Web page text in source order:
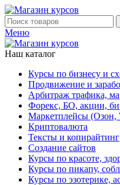
Меню
Наш каталог
Курсы по бизнесу и
Продвижение и
Арбитраж трафика,
Форекс, БО, акции,
Маркетплейсы (Озон,
Криптовалюта
Тексты и копирайтинг
Создание сайтов
Курсы по красоте,
Курсы по пикапу,
Курсы по эзотерике,